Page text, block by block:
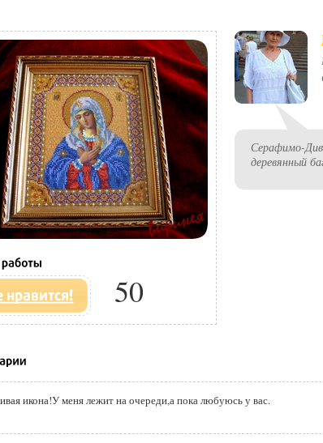
50
Серафимо-
деревянный
икона!У меня лежит на очереди,а пока любуюсь у вас.